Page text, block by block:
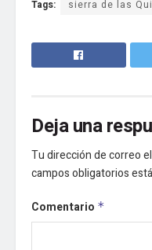
Tags: sierra de las
Deja una
Tu dirección de correo
campos obligatorios
Comentario *